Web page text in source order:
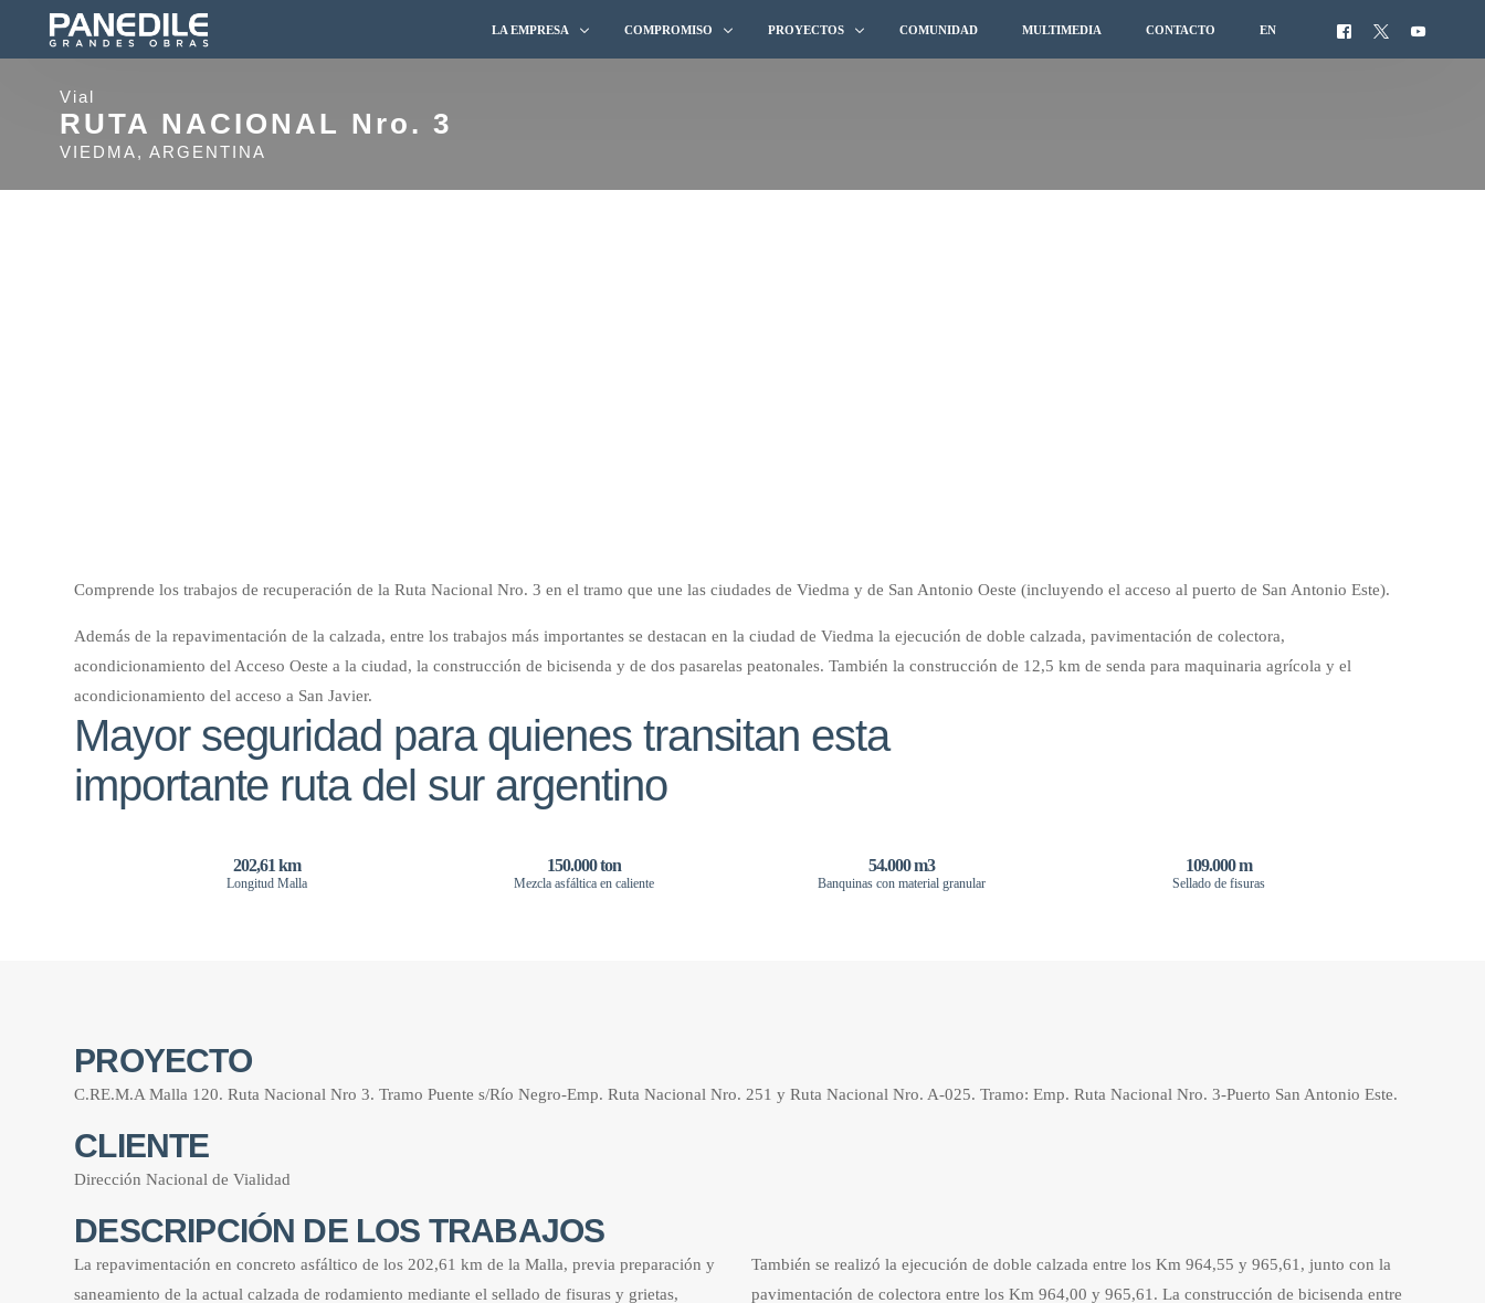
LA EMPRESA
BROCHURE 2025
COMPROMISO
SEGURIDAD & SALUD
PROYECTOS
FERROVIARIAS
COMUNIDAD MULTIMEDIA CONTACTO EN
Vial
RUTA NACIONAL Nro. 3
VIEDMA, ARGENTINA
Comprende los trabajos de recuperación de la Ruta Nacional Nro. 3 en el tramo que une las ciudades de Viedma y de San Antonio Oeste (incluyendo el acceso al puerto de San Antonio Este).
Además de la repavimentación de la calzada, entre los trabajos más importantes se destacan en la ciudad de Viedma la ejecución de doble calzada, pavimentación de colectora,
acondicionamiento del Acceso Oeste a la ciudad, la construcción de bicisenda y de dos pasarelas peatonales. También la construcción de 12,5 km de senda para maquinaria agrícola y el
acondicionamiento del acceso a San Javier.
Mayor seguridad para quienes transitan esta
importante ruta del sur argentino
202,61 km
Longitud Malla
150.000 ton
Mezcla asfáltica en caliente
54.000 m3
Banquinas con material granular
109.000 m
Sellado de fisuras
PROYECTO
C.RE.M.A Malla 120. Ruta Nacional Nro 3. Tramo Puente s/Río Negro-Emp. Ruta Nacional Nro. 251 y Ruta Nacional Nro. A-025. Tramo: Emp. Ruta Nacional Nro. 3-Puerto San Antonio Este.
CLIENTE
Dirección Nacional de Vialidad
DESCRIPCIÓN DE LOS TRABAJOS
La repavimentación en concreto asfáltico de los 202,61 km de la Malla, previa preparación y
saneamiento de la actual calzada de rodamiento mediante el sellado de fisuras y grietas,
También se realizó la ejecución de doble calzada entre los Km 964,55 y 965,61, junto con la
pavimentación de colectora entre los Km 964,00 y 965,61. La construcción de bicisenda entre